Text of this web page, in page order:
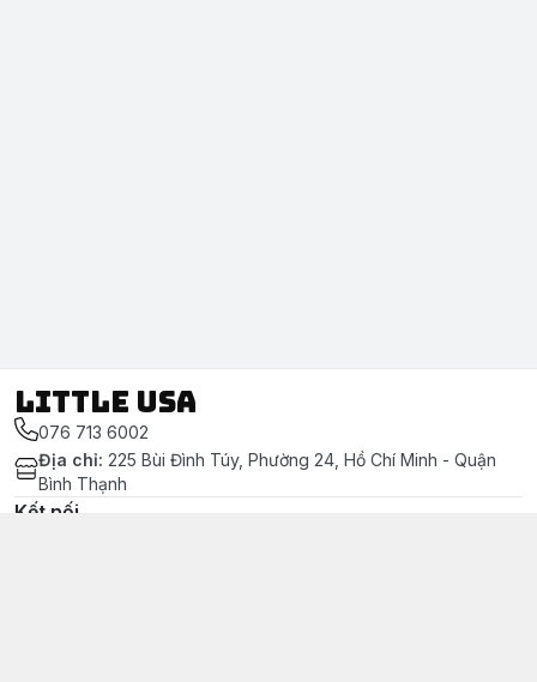
LITTLE USA
076 713 6002
Địa chỉ: 225 Bùi Đình Túy, Phường 24, Hồ Chí Minh - Quận
Bình Thạnh
Kết nối